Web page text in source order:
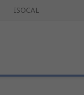
ISOCAL